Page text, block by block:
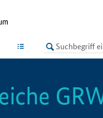
LISTE